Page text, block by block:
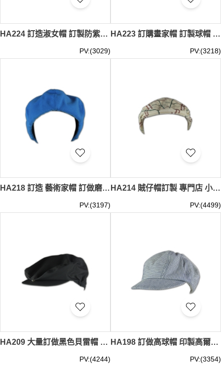
HA224 訂造淑女帽 訂製防紫外線帽 獨家設計款式 自訂職業帽 帽供應商
PV:(3029)
HA223 訂購畫家帽 訂製球帽 自訂棒球帽 帽專門店 畫家帽專門店
PV:(3218)
HA218 訂造 藝術家帽 訂做磨毛帽 訂製時尚帽 專業訂購帽 帽批發商
PV:(3197)
HA214 賊仔帽訂製 專門店 小布帽 工廠 時尚帽批發 法國帽
PV:(4499)
HA209 大量訂做黑色貝雷帽 設計啪鈕六角帽貝雷帽 貝雷帽供應商
PV:(4244)
HA198 訂做高球帽 印製高爾夫球帽 打GOLF帽 香港公司 法國帽
PV:(3354)